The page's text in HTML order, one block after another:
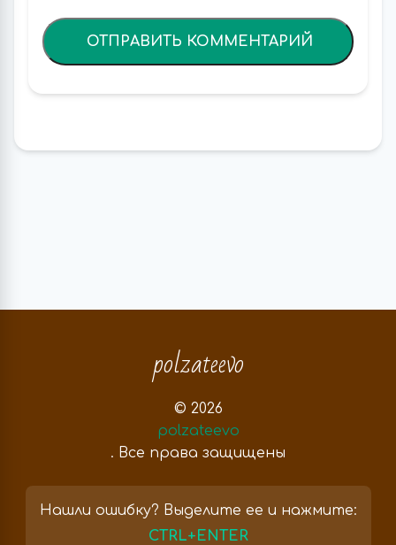
polzateevo
© 2026
polzateevo
. Все права защищены
Нашли ошибку? Выделите ее и нажмите:
CTRL+ENTER